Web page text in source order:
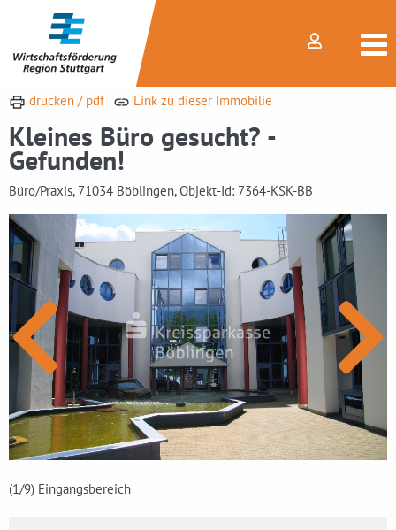
drucken / pdf Link zu dieser Immobilie
Kleines Büro gesucht? -
Gefunden!
Büro/Praxis, 71034 Böblingen, Objekt-Id: 7364-KSK-BB
(1/9) Eingangsbereich